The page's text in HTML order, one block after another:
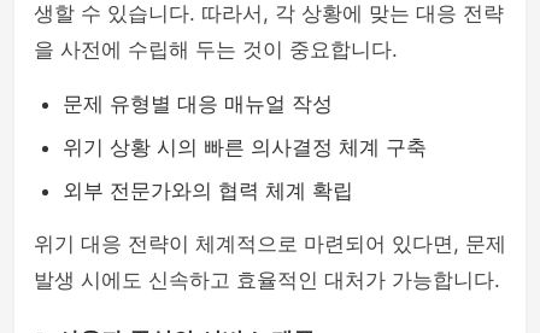
생할 수 있습니다. 따라서, 각 상황에 맞는 대응 전략
을 사전에 수립해 두는 것이 중요합니다.
문제 유형별 대응 매뉴얼 작성
위기 상황 시의 빠른 의사결정 체계 구축
외부 전문가와의 협력 체계 확립
위기 대응 전략이 체계적으로 마련되어 있다면, 문제
발생 시에도 신속하고 효율적인 대처가 가능합니다.